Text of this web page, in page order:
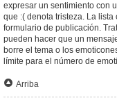
expresar un sentimiento con
que :( denota tristeza. La
formulario de publicación.
pueden hacer que un
borre el tema o los
límite para el número de
Arriba